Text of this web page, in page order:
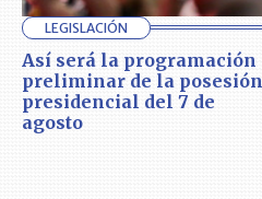
LEGISLACIÓN
Así será la programación
preliminar de la posesión
presidencial del 7 de
agosto